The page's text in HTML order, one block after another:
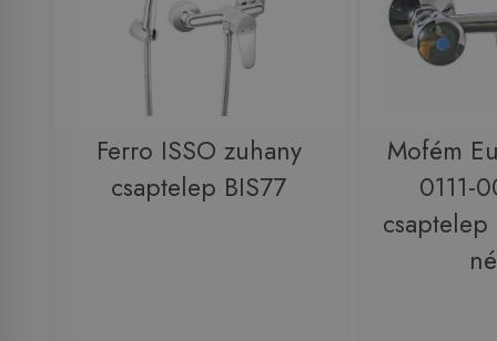
Ferro ISSO zuhany
csaptelep BIS77
Mofém
0111-
csaptelep